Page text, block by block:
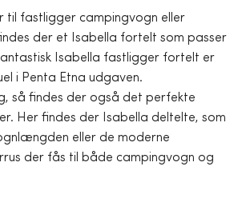
til fastligger campingvogn eller
der et Isabella fortelt som passer
Isabella fastligger fortelt er
i Penta Etna udgaven.
så findes der også det perfekte
Her findes der Isabella deltelte, som
eller de moderne
der fås til både campingvogn og